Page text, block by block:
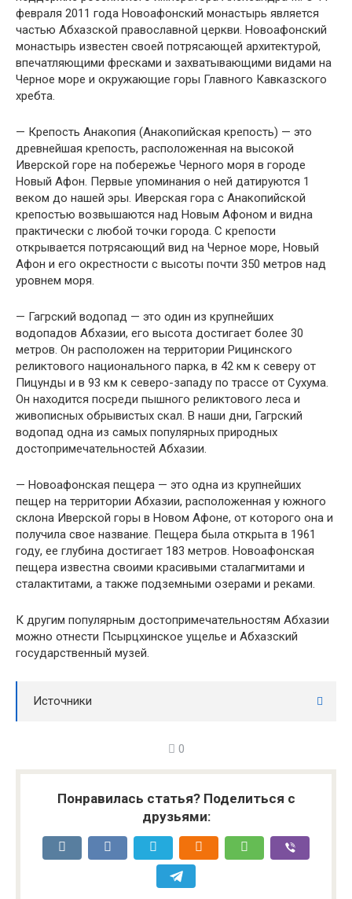
февраля 2011 года Новоафонский монастырь является
частью Абхазской православной церкви. Новоафонский
монастырь известен своей потрясающей архитектурой,
впечатляющими фресками и захватывающими видами на
Черное море и окружающие горы Главного Кавказского
хребта.
— Крепость Анакопия (Анакопийская крепость) — это
древнейшая крепость, расположенная на высокой
Иверской горе на побережье Черного моря в городе
Новый Афон. Первые упоминания о ней датируются 1
веком до нашей эры. Иверская гора с Анакопийской
крепостью возвышаются над Новым Афоном и видна
практически с любой точки города. С крепости
открывается потрясающий вид на Черное море, Новый
Афон и его окрестности с высоты почти 350 метров над
уровнем моря.
— Гагрский водопад — это один из крупнейших
водопадов Абхазии, его высота достигает более 30
метров. Он расположен на территории Рицинского
реликтового национального парка, в 42 км к северу от
Пицунды и в 93 км к северо-западу по трассе от Сухума.
Он находится посреди пышного реликтового леса и
живописных обрывистых скал. В наши дни, Гагрский
водопад одна из самых популярных природных
достопримечательностей Абхазии.
— Новоафонская пещера — это одна из крупнейших
пещер на территории Абхазии, расположенная у южного
склона Иверской горы в Новом Афоне, от которого она и
получила свое название. Пещера была открыта в 1961
году, ее глубина достигает 183 метров. Новоафонская
пещера известна своими красивыми сталагмитами и
сталактитами, а также подземными озерами и реками.
К другим популярным достопримечательностям Абхазии
можно отнести Псырцхинское ущелье и Абхазский
государственный музей.
Источники
0
Понравилась статья? Поделиться с
друзьями: